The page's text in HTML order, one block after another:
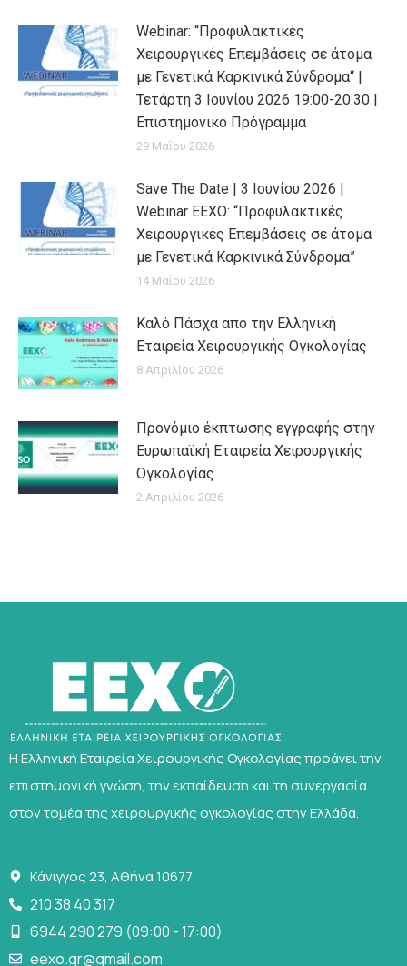
Webinar: “Προφυλακτικές
Χειρουργικές Επεμβάσεις σε άτομα
με Γενετικά Καρκινικά Σύνδρομα“ |
Τετάρτη 3 Ιουνίου 2026 19:00-20:30 |
Επιστημονικό Πρόγραμμα
29 Μαΐου 2026
Save The Date | 3 Ιουνίου 2026 |
Webinar EEXO: “Προφυλακτικές
Χειρουργικές Επεμβάσεις σε άτομα
με Γενετικά Καρκινικά Σύνδρομα”
14 Μαΐου 2026
Καλό Πάσχα από την Ελληνική
Εταιρεία Χειρουργικής Ογκολογίας
8 Απριλίου 2026
Προνόμιο έκπτωσης εγγραφής στην
Ευρωπαϊκή Εταιρεία Χειρουργικής
Ογκολογίας
2 Απριλίου 2026
Η Ελληνική Εταιρεία Χειρουργικής Ογκολογίας προάγει την
επιστημονική γνώση, την εκπαίδευση και τη συνεργασία
στον τομέα της χειρουργικής ογκολογίας στην Ελλάδα.
Κάνιγγος 23, Αθήνα 10677
210 38 40 317
6944 290 279 (09:00 - 17:00)
eexo.gr@gmail.com